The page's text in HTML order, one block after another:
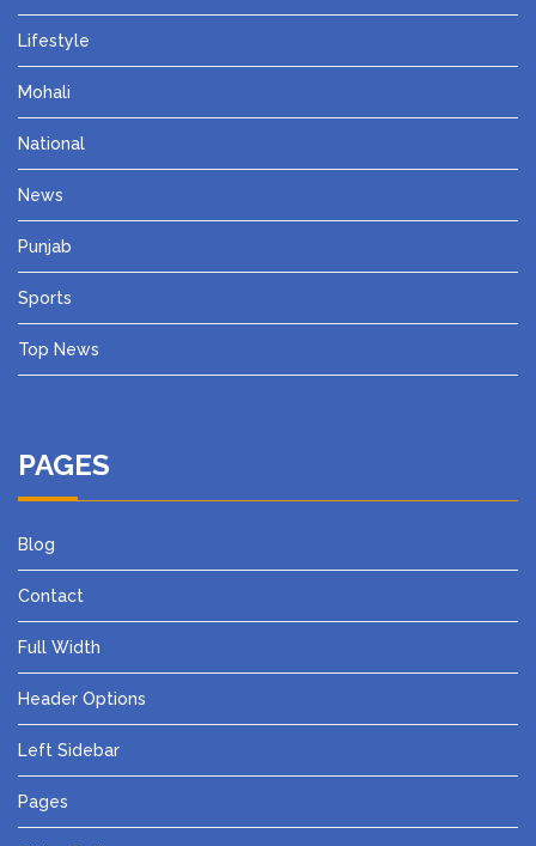
Lifestyle
Mohali
National
News
Punjab
Sports
Top News
PAGES
Blog
Contact
Full Width
Header Options
Left Sidebar
Pages